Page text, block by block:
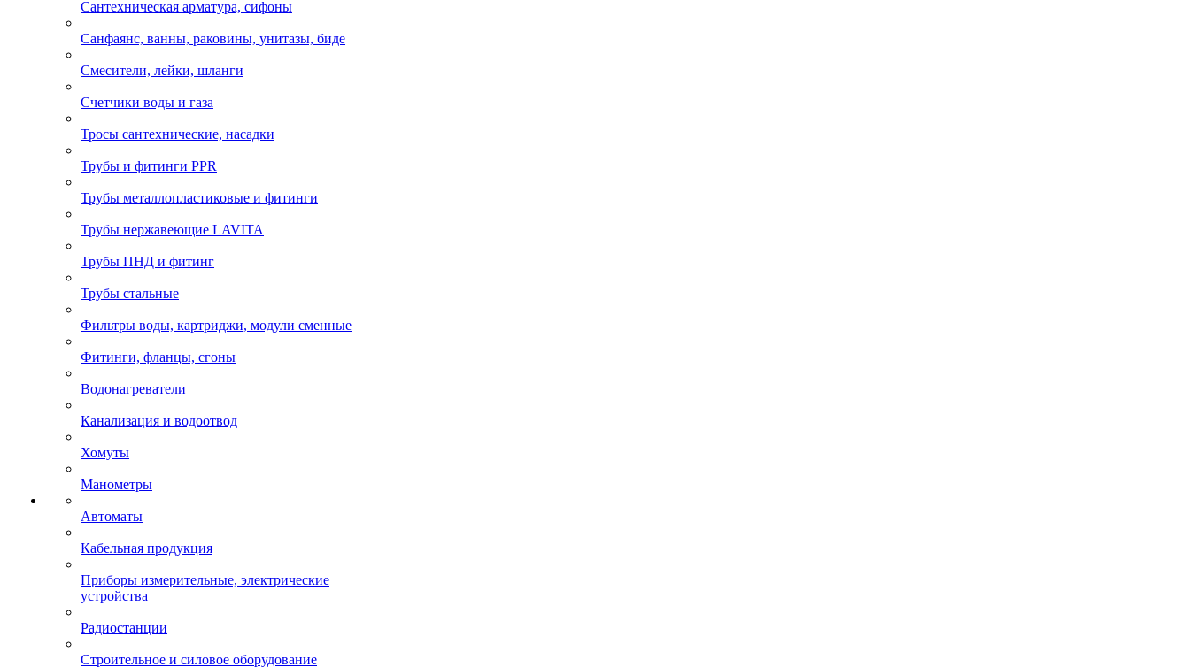
Сантехническая арматура, сифоны
Санфаянс, ванны, раковины, унитазы, биде
Смесители, лейки, шланги
Счетчики воды и газа
Тросы сантехнические, насадки
Трубы и фитинги PPR
Трубы металлопластиковые и фитинги
Трубы нержавеющие LAVITA
Трубы ПНД и фитинг
Трубы стальные
Фильтры воды, картриджи, модули сменные
Фитинги, фланцы, сгоны
Водонагреватели
Канализация и водоотвод
Хомуты
Манометры
Автоматы
Кабельная продукция
Приборы измерительные, электрические
устройства
Радиостанции
Строительное и силовое оборудование